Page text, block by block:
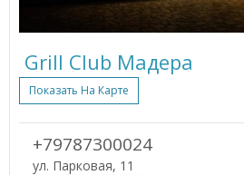
Grill Club Мадера
Показать На Карте
+79787300024
ул. Парковая, 11